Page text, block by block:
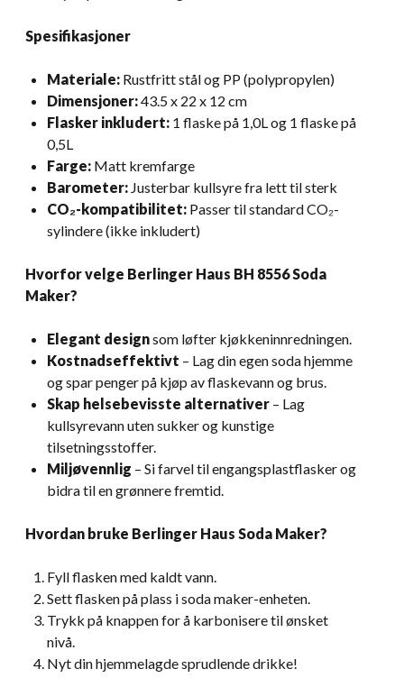
Spesifikasjoner
Materiale: Rustfritt stål og PP (polypropylen)
Dimensjoner:43.5 x 22 x 12 cm
Flasker inkludert: 1 flaske på 1,0L og 1 flaske på
0,5L
Farge: Matt kremfarge
Barometer: Justerbar kullsyre fra lett til sterk
CO₂-kompatibilitet: Passer til standard CO₂-
sylindere (ikke inkludert)
Hvorfor velge Berlinger Haus BH 8556 Soda
Maker?
Elegant designsom løfter kjøkkeninnredningen.
Kostnadseffektivt – Lag din egen soda hjemme
og spar penger på kjøp av flaskevann og brus.
Skap helsebevisste alternativer – Lag
kullsyrevann uten sukker og kunstige
tilsetningsstoffer.
Miljøvennlig – Si farvel til engangsplastflasker og
bidra til en grønnere fremtid.
Hvordan bruke Berlinger Haus Soda Maker?
Fyll flasken med kaldt vann.
Sett flasken på plass i soda maker-enheten.
Trykk på knappen for å karbonisere til ønsket
nivå.
Nyt din hjemmelagde sprudlende drikke!